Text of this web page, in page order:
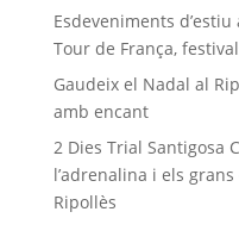
Esdeveniments
Tour de França,
Gaudeix el Nadal al
amb encant
2 Dies Trial Santigosa
l’adrenalina i els
Ripollès